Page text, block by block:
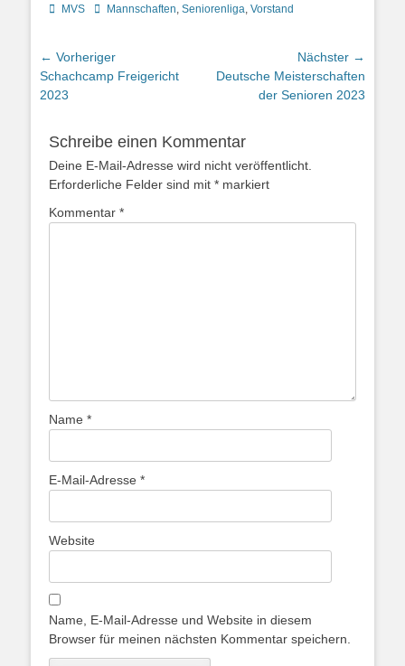
Kategorien
MVS Schlagworte
Mannschaften, Seniorenliga, Vorstand
Beitragsnavigation
← Vorheriger
Vorheriger
Beitrag:
Schachcamp Freigericht
2023
Nächster →
Nächster
Deutsche Meisterschaften
der Senioren 2023
Schreibe einen Kommentar
Deine E-Mail-Adresse wird nicht veröffentlicht.
Erforderliche Felder sind mit * markiert
Kommentar *
Name *
E-Mail-Adresse *
Website
Name, E-Mail-Adresse und Website in diesem
Browser für meinen nächsten Kommentar speichern.